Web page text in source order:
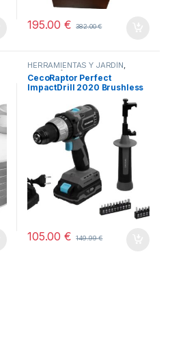
195.00€ 382.00€
HERRAMIENTAS Y JARDÍN,
HOGAR
,
STORE CECOTEC -
DISTRIBUIDOR OFICIAL
TODOS
CecoRaptor Perfect
ImpactDrill 2020 Brushless
105.00€ 149.99€